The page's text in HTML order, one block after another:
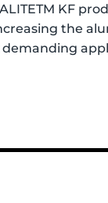
KF
the